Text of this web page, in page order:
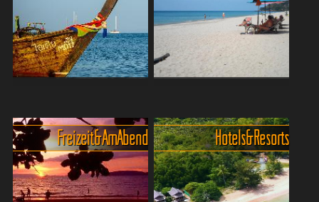
Übernachten
Koh Lanta ist eine der
malerischsten Inseln in der
Andamanensee und gehört
zu den beliebtesten
Strände
Koh Lanta für
Strandliebhaber – Je weiter
du in den Süden fährst,
desto leiser wird das
Freizeit & Am Abend Hotels & Resorts